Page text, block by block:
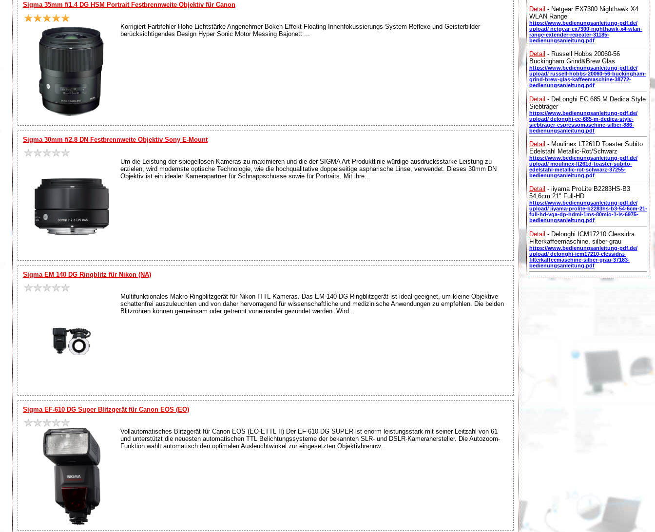
Sigma 35mm f/1.4 DG HSM Portrait Festbrennweite Objektiv für Canon
Korrigiert Farbfehler Hohe Lichtstärke Angenehmer Bokeh-Effekt Floating Innenfokussierungs-System Reflexe und Geisterbilder
berücksichtigendes Design Hyper Sonic Motor Messing Bajonett ...
Sigma 30mm f/2.8 DN Festbrennweite Objektiv Sony E-Mount
Um die Leistung der spiegellosen Kameras zu maximieren und die der SIGMA Art-Produktlinie würdige ausdrucksstarke Leistung zu
erzielen, wird modernste optische Technologie, wie die hochqualitative doppelseitige asphärische Linse, verwendet. Dieses 30mm DN
Objektiv ist ein idealer Kamerapartner für Schnappschüsse sowie für Portraits. Mit ihre...
Sigma EM 140 DG Ringblitz für Nikon (NA)
Multifunktionales Makro-Ringblitzgerät für Nikon ITTL Kameras. Das EM-140 DG Ringblitzgerät ist ideal geeignet, um kleine Objektive
schattenfrei auszuleuchten und von daher hervorragend für wissenschaftliche und medizinische Anwendungen zu empfehlen. Die beiden
Blitzröhren können gemeinsam oder getrennt voneinander gezündet werden. Wird...
Sigma EF-610 DG Super Blitzgerät für Canon EOS (EO)
Vollautomatisches Blitzgerät für Canon EOS (EO-ETTL II) Der EF-610 DG SUPER ist enorm leistungsstark mit seiner Leitzahl von 61
und unterstützt die neuesten automatischen TTL Belichtungssysteme der bekannten SLR- und DSLR-Kamerahersteller. Die Autozoom-
Funktion wählt automatisch den optimalen Ausleuchtwinkel zur eingesetzten Objektivbrennw...
Detail - Netgear EX7300 Nighthawk X4
WLAN Range
https://www.bedienungsanleitung-pdf.de/
upload/ netgear-ex7300-nighthawk-x4-wlan-
range-extender-repeater-31185-
bedienungsanleitung.pdf
Detail - Russell Hobbs 20060-56
Buckingham Grind&Brew Glas
https://www.bedienungsanleitung-pdf.de/
upload/ russell-hobbs-20060-56-buckingham-
grind-brew-glas-kaffeemaschine-38772-
bedienungsanleitung.pdf
Detail - DeLonghi EC 685.M Dedica Style
Siebträger
https://www.bedienungsanleitung-pdf.de/
upload/ delonghi-ec-685-m-dedica-style-
siebtrager-espressomaschine-silber-886-
bedienungsanleitung.pdf
Detail - Moulinex LT261D Toaster Subito
Edelstahl Metallic-Rot/Schwarz
https://www.bedienungsanleitung-pdf.de/
upload/ moulinex-lt261d-toaster-subito-
edelstahl-metallic-rot-schwarz-37255-
bedienungsanleitung.pdf
Detail - iiyama ProLite B2283HS-B3
54,6cm 21" Full-HD
https://www.bedienungsanleitung-pdf.de/
upload/ iiyama-prolite-b2283hs-b3-54-6cm-21-
full-hd-vga-dp-hdmi-1ms-80mio-1-ls-6975-
bedienungsanleitung.pdf
Detail - Delonghi ICM17210 Clessidra
Filterkaffeemaschine, silber-grau
https://www.bedienungsanleitung-pdf.de/
upload/ delonghi-icm17210-clessidra-
filterkaffeemaschine-silber-grau-37183-
bedienungsanleitung.pdf